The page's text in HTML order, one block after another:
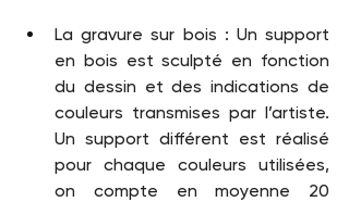
La gravure sur bois : Un support
en bois est sculpté en fonction
du dessin et des indications de
couleurs transmises par l’artiste.
Un support différent est réalisé
pour chaque couleurs utilisées,
on compte en moyenne 20